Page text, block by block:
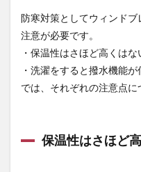
ブレ
ーカ
ーの
通販
【作
業着
君】
防寒対策としてウィンド
注意が必要です。
・保温性はさほど高くはな
・洗濯をすると撥水機能
では、それぞれの注意点に
保温性はさほど